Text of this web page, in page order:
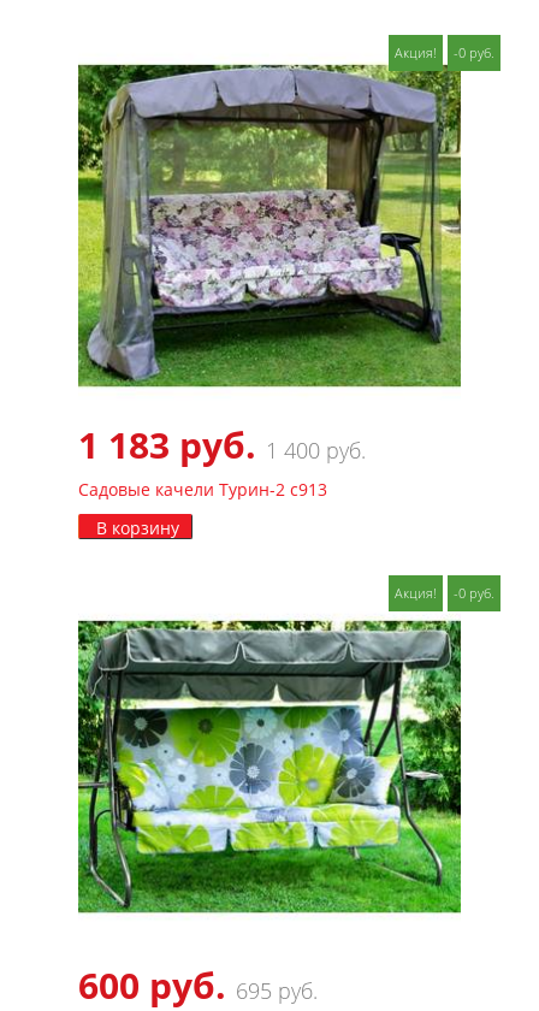
Акция! -0 руб.
1 183 руб. 1 400 руб.
Садовые качели Турин-2 с913
В корзину
Акция! -0 руб.
600 руб. 695 руб.